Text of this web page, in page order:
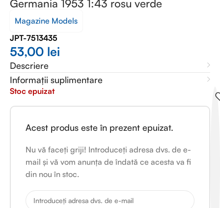
Germania 1953 1:43 rosu verde
Magazine Models
JPT-7513435
53,00 lei
Descriere
Informații suplimentare
Stoc epuizat
Acest produs este în prezent epuizat.
Nu vă faceți griji! Introduceți adresa dvs. de e-
mail și vă vom anunța de îndată ce acesta va fi
din nou în stoc.